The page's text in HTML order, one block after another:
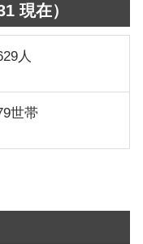
現在）
人
世帯